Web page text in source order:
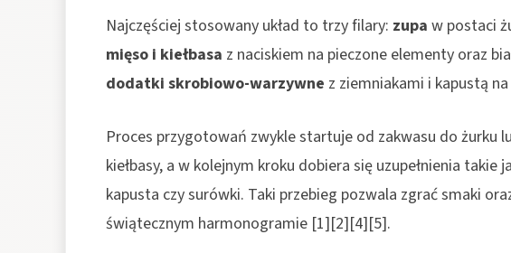
Najczęściej stosowany układ to trzy filary: zupa w postaci
mięso i kiełbasa z naciskiem na pieczone elementy oraz
dodatki skrobiowo-warzywne z ziemniakami i kapustą
Proces przygotowań zwykle startuje od zakwasu do żurku
kiełbasy, a w kolejnym kroku dobiera się uzupełnienia takie
kapusta czy surówki. Taki przebieg pozwala zgrać smaki
świątecznym harmonogramie [1][2][4][5].